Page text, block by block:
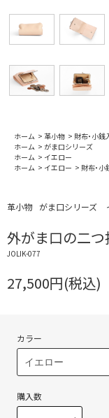
ホーム > 革小物 > 財布・小銭
ホーム > がま口シリーズ
ホーム > イエロー
ホーム > イエロー > 財布・
革小物 がま口シリーズ
外がま口の二
JOLIK-077
27,500円(税込)
カラー
購入数